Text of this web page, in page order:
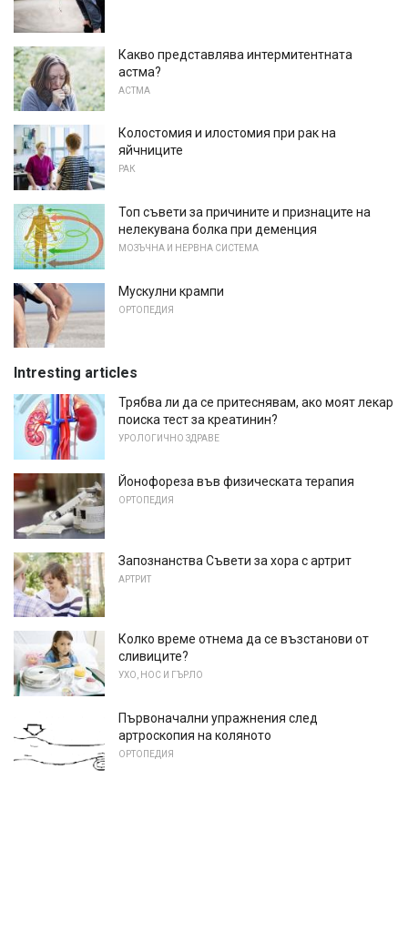
Какво представлява интермитентната
астма?
АСТМА
Колостомия и илостомия при рак на
яйчниците
РАК
Топ съвети за причините и признаците на
нелекувана болка при деменция
МОЗЪЧНА И НЕРВНА СИСТЕМА
Мускулни крампи
ОРТОПЕДИЯ
Intresting articles
Трябва ли да се притеснявам, ако моят лекар
поиска тест за креатинин?
УРОЛОГИЧНО ЗДРАВЕ
Йонофореза във физическата терапия
ОРТОПЕДИЯ
Запознанства Съвети за хора с артрит
АРТРИТ
Колко време отнема да се възстанови от
сливиците?
УХО, НОС И ГЪРЛО
Първоначални упражнения след
артроскопия на коляното
ОРТОПЕДИЯ